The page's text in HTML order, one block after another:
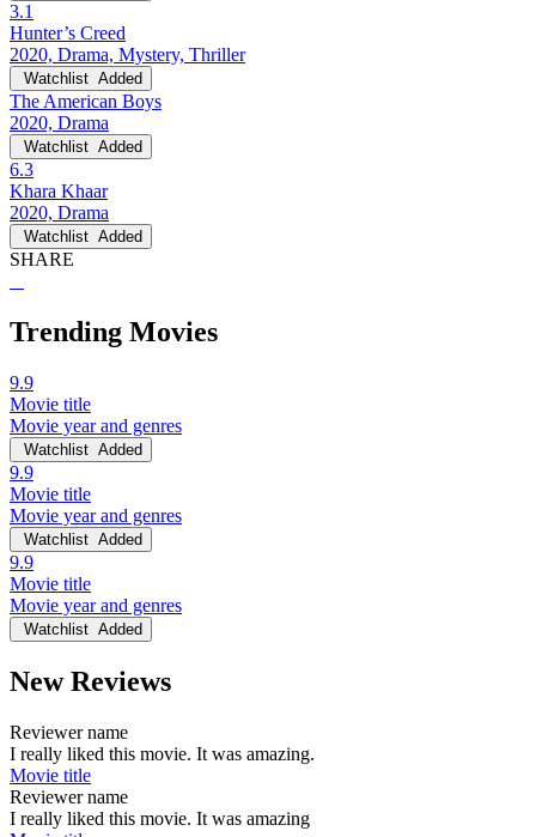
3.1
Hunter’s Creed
2020, Drama, Mystery, Thriller
Watchlist Added
The American Boys
2020, Drama
Watchlist Added
6.3
Khara Khaar
2020, Drama
Watchlist Added
SHARE
Trending Movies
9.9
Movie title
Movie year and genres
Watchlist Added
9.9
Movie title
Movie year and genres
Watchlist Added
9.9
Movie title
Movie year and genres
Watchlist Added
New Reviews
Reviewer name
I really liked this movie. It was amazing.
Movie title
Reviewer name
I really liked this movie. It was amazing